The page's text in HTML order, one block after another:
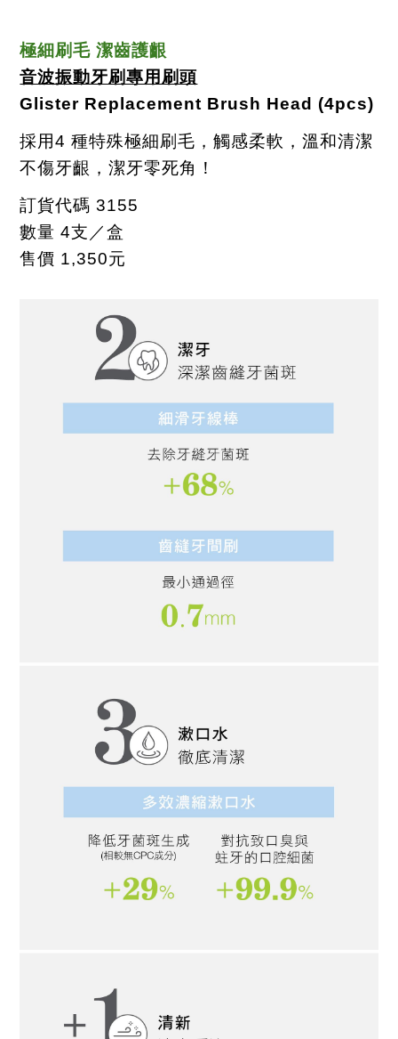
極細刷毛 潔齒護齦
音波振動牙刷專用刷頭
Glister Replacement Brush Head (4pcs)
採用4種特殊極細刷毛，觸感柔軟，溫和清潔
不傷牙齦，潔牙零死角！
訂貨代碼 3155
數量 4支／盒
售價 1,350元